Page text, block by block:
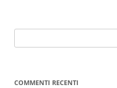
COMMENTI RECENTI